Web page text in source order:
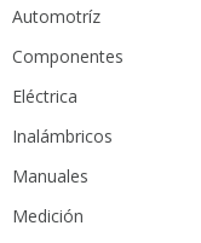
Automotríz
Componentes
Eléctrica
Inalámbricos
Manuales
Medición